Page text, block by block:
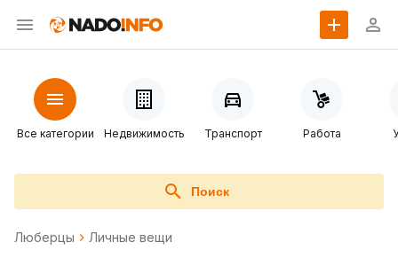
Все категории Недвижимость Транспорт Работа
Поиск
Люберцы Личные вещи